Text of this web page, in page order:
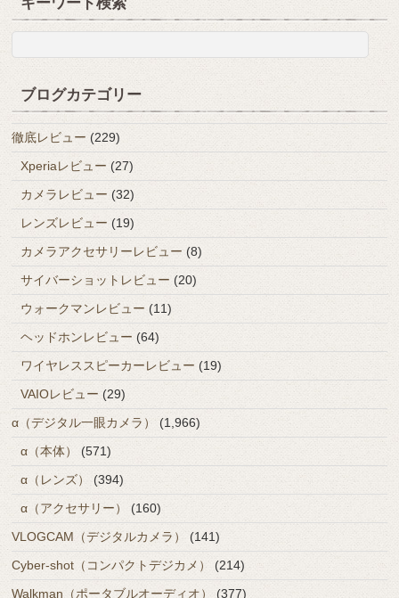
ブログカテゴリー
徹底レビュー (229)
Xperiaレビュー (27)
カメラレビュー (32)
レンズレビュー (19)
カメラアクセサリーレビュー (8)
サイバーショットレビュー (20)
ウォークマンレビュー (11)
ヘッドホンレビュー (64)
ワイヤレススピーカーレビュー (19)
VAIOレビュー (29)
α（デジタル一眼カメラ） (1,966)
α（本体）
(571)
α（レンズ）
(394)
α（アクセサリー）
(160)
VLOGCAM（デジタルカメラ）
(141)
Cyber-shot（コンパクトデジカメ）
(214)
Walkman（ポータブルオーディオ）
(377)